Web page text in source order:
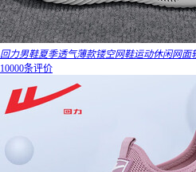
回力男鞋夏季透气薄款镂空网鞋运动休闲网面
10000条评价